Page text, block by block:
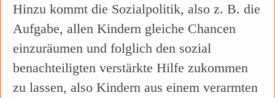
Hinzu kommt die Sozialpolitik, also z. B. die
Aufgabe, allen Kindern gleiche Chancen
einzuräumen und folglich den sozial
benachteiligten verstärkte Hilfe zukommen
zu lassen, also Kindern aus einem verarmten